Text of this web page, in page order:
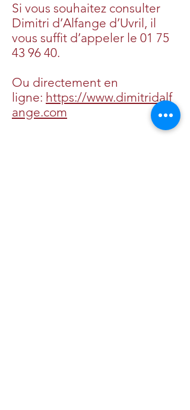
Si vous souhaitez consulter
Dimitri d’Alfange d’Uvril, il
vous suffit d’appeler le 01 75
43 96 40.
Ou directement en
ligne: https://www.dimitridalf
ange.com